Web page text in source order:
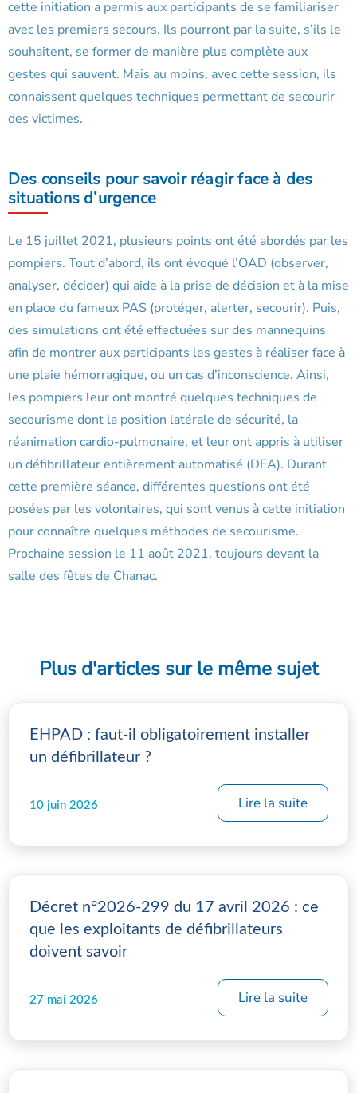
cette initiation a permis aux participants de se familiariser
avec les premiers secours. Ils pourront par la suite, s’ils le
souhaitent, se former de manière plus complète aux
gestes qui sauvent. Mais au moins, avec cette session, ils
connaissent quelques techniques permettant de secourir
des victimes.
Des conseils pour savoir réagir face à des
situations d’urgence
Le 15 juillet 2021, plusieurs points ont été abordés par les
pompiers. Tout d’abord, ils ont évoqué l’OAD (observer,
analyser, décider) qui aide à la prise de décision et à la mise
en place du fameux PAS (protéger, alerter, secourir). Puis,
des simulations ont été effectuées sur des mannequins
afin de montrer aux participants les gestes à réaliser face à
une plaie hémorragique, ou un cas d’inconscience. Ainsi,
les pompiers leur ont montré quelques techniques de
secourisme dont la position latérale de sécurité, la
réanimation cardio-pulmonaire, et leur ont appris à utiliser
un défibrillateur entièrement automatisé (DEA). Durant
cette première séance, différentes questions ont été
posées par les volontaires, qui sont venus à cette initiation
pour connaître quelques méthodes de secourisme.
Prochaine session le 11 août 2021, toujours devant la
salle des fêtes de Chanac.
Plus d'articles sur le même sujet
EHPAD : faut-il obligatoirement installer
un défibrillateur ?
10 juin 2026 Lire la suite
Décret n°2026-299 du 17 avril 2026 : ce
que les exploitants de défibrillateurs
doivent savoir
27 mai 2026 Lire la suite